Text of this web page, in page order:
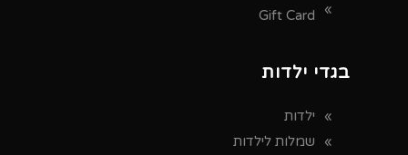
Gift Card
בגדי ילדות
ילדות
שמלות לילדות